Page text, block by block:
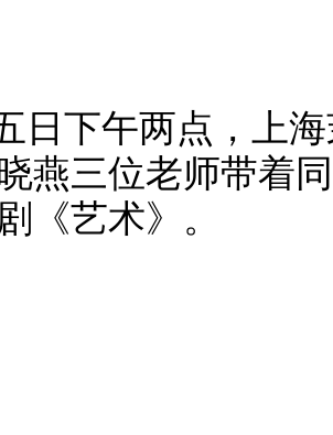
日下午两点，上
燕三位老师带着
《艺术》。